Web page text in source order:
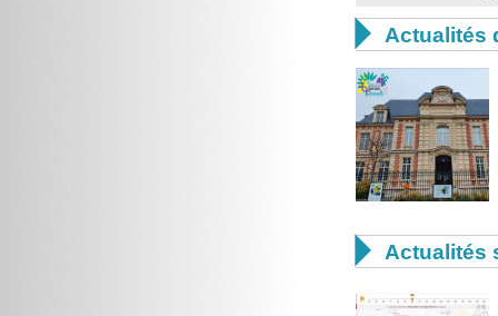
 Actualités
 Actualités